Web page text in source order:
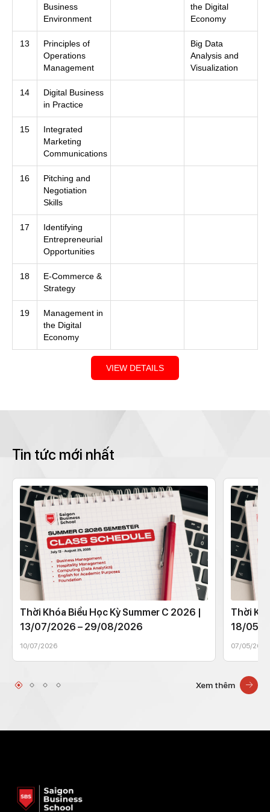
Business
Environment
the Digital
Economy
13
Principles of
Operations
Management
Big Data
Analysis and
Visualization
14
Digital Business
in Practice
15
Integrated
Marketing
Communications
16
Pitching and
Negotiation
Skills
17
Identifying
Entrepreneurial
Opportunities
18
E-Commerce &
Strategy
19
Management in
the Digital
Economy
VIEW DETAILS
Tin tức mới nhất
Thời Khóa Biểu Học Kỳ Summer C 2026 |
13/07/2026 – 29/08/2026
10/07/2026
Thời
18/05/
07/05/2026
Xem thêm